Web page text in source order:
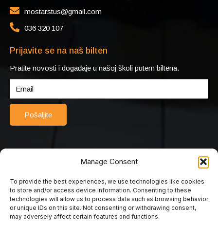
Manage Consent
To provide the best experiences, we use technologies like cookies
to store and/or access device information. Consenting to these
technologies will allow us to process data such as browsing behavior
or unique IDs on this site. Not consenting or withdrawing consent,
may adversely affect certain features and functions.
mostarstus@gmail.com
036 320 107
Prijavite se na naš bilten
Pratite novosti i događaje u našoj školi putem biltena.
Pošaljite
© 2025 Srednja turističko-ugostiteljska škola Mostar. Sva prava
pridržana. Web by Rimac web studio.